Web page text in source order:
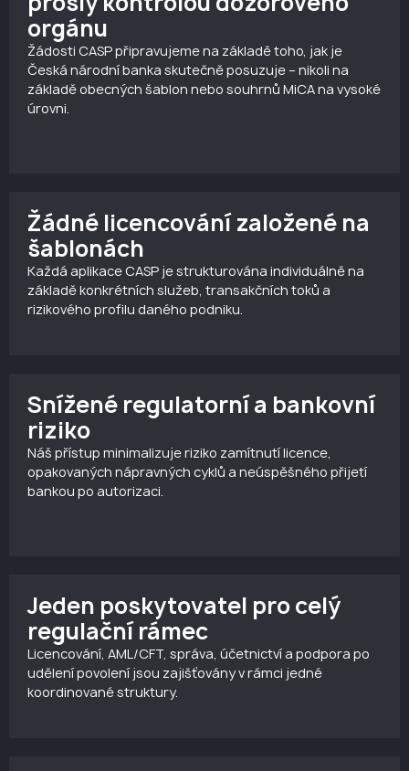
orgánu
Žádosti CASP připravujeme na základě toho, jak je
Česká národní banka skutečně posuzuje – nikoli na
základě obecných šablon nebo souhrnů MiCA na vysoké
úrovni.
Žádné licencování založené na
šablonách
Každá aplikace CASP je strukturována individuálně na
základě konkrétních služeb, transakčních toků a
rizikového profilu daného podniku.
Snížené regulatorní a bankovní
riziko
Náš přístup minimalizuje riziko zamítnutí licence,
opakovaných nápravných cyklů a neúspěšného přijetí
bankou po autorizaci.
Jeden poskytovatel pro celý
regulační rámec
Licencování, AML/CFT, správa, účetnictví a podpora po
udělení povolení jsou zajišťovány v rámci jedné
koordinované struktury.